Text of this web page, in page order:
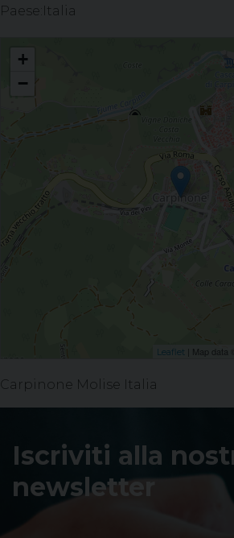
Paese: Italia
CARPINONE - Processione dalla Chiesa della
+
−
Leaflet | Map data ©
Carpinone Molise Italia
Iscriviti alla
newsletter